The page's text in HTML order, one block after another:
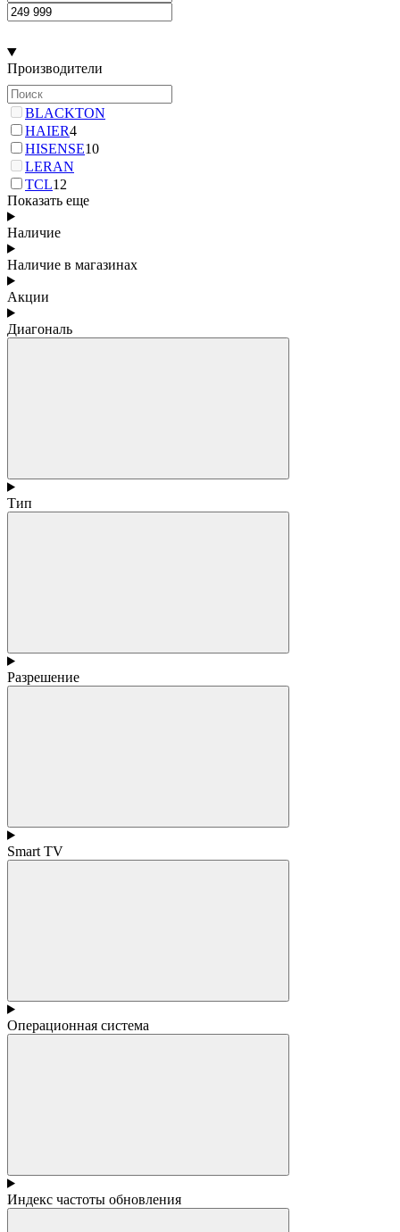
Производители
BLACKTON
HAIER4
HISENSE10
LERAN
TCL12
Показать еще
Наличие
Наличие в магазинах
Акции
Диагональ
Тип
Разрешение
Smart TV
Операционная система
Индекс частоты обновления